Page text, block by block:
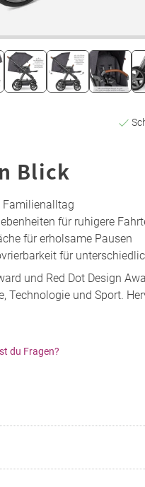
Blick
Familienalltag
für ruhigere
für erholsame Pausen
für
und Red Dot Design
und Sport.
du Fragen?